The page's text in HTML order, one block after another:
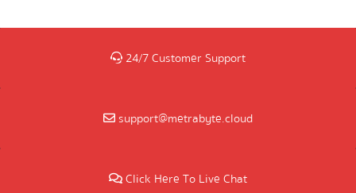
24/7 Customer Support
support@metrabyte.cloud
Click Here To Live Chat